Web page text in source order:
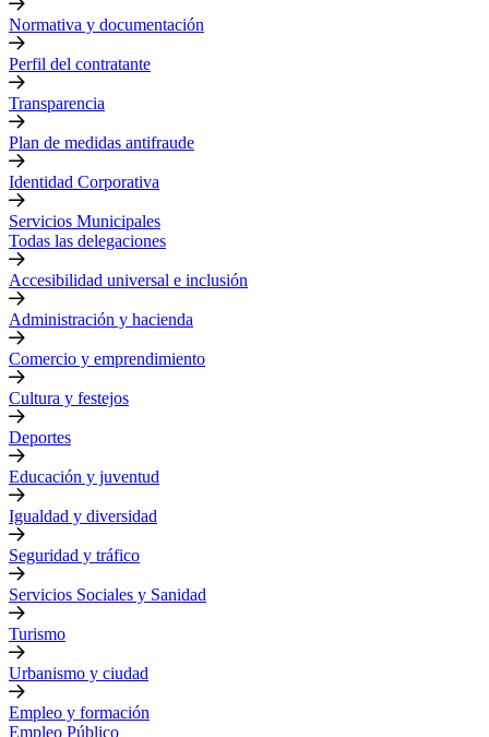
Normativa y documentación
Perfil del contratante
Transparencia
Plan de medidas antifraude
Identidad Corporativa
Servicios Municipales
Todas las delegaciones
Accesibilidad universal e inclusión
Administración y hacienda
Comercio y emprendimiento
Cultura y festejos
Deportes
Educación y juventud
Igualdad y diversidad
Seguridad y tráfico
Servicios Sociales y Sanidad
Turismo
Urbanismo y ciudad
Empleo y formación
Empleo Público